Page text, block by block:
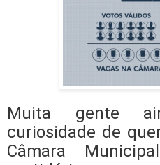
Muita gente
curiosidade de
Câmara